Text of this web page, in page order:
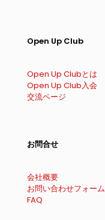
Open Up Club
Open Up Clubとは
Open Up Club入会
交流ページ
お問合せ
会社概要
お問い合わせフォーム
FAQ